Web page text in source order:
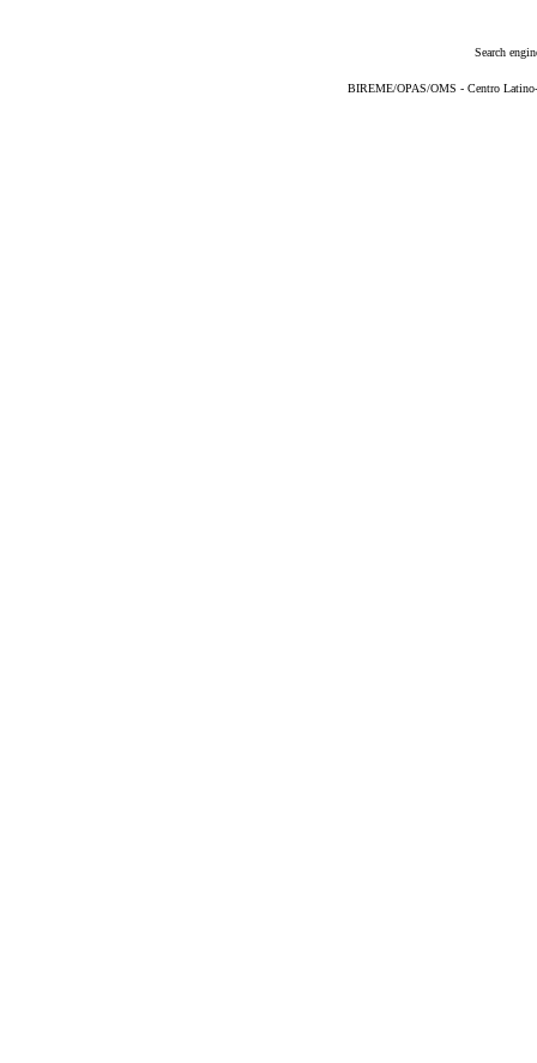
Search
BIREME/OPAS/OMS - Centro Latino-